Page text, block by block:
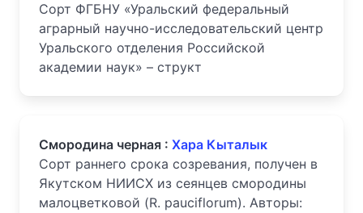
Сорт ФГБНУ «Уральский федеральный
аграрный научно-исследовательский центр
Уральского отделения Российской
академии наук» – структ
Смородина черная : Хара Кыталык
Сорт раннего срока созревания, получен в
Якутском НИИСХ из сеянцев смородины
малоцветковой (R. pauciflorum). Авторы: